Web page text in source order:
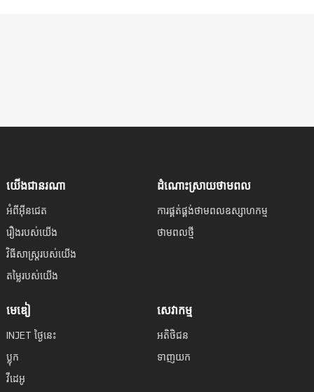
យើងជានរណា
អំពីអ៊ីនជេត
រឿងរបស់យើង
វិធីសាស្រ្តរបស់យើង
តម្លៃរបស់យើង
ដំណោះស្រាយថាមពល
ការផ្គត់ផ្គង់ថាមពលឧស្សាហកម្ម
ថាមពលថ្មី
មេឌៀ
INJET ថ្ងៃនេះ
ប្លុក
វីដេអូ
សេវាកម្ម
អតិថិជន
ទាញយក